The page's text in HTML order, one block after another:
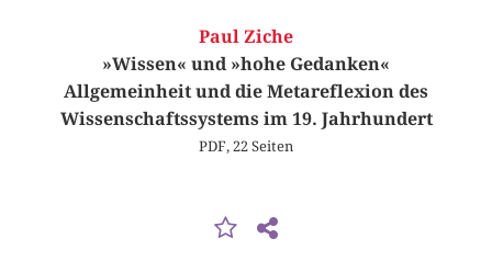
Paul Ziche
»Wissen« und »hohe Gedanken«
Allgemeinheit und die Metareflexion des
Wissenschaftssystems im 19. Jahrhundert
PDF, 22 Seiten